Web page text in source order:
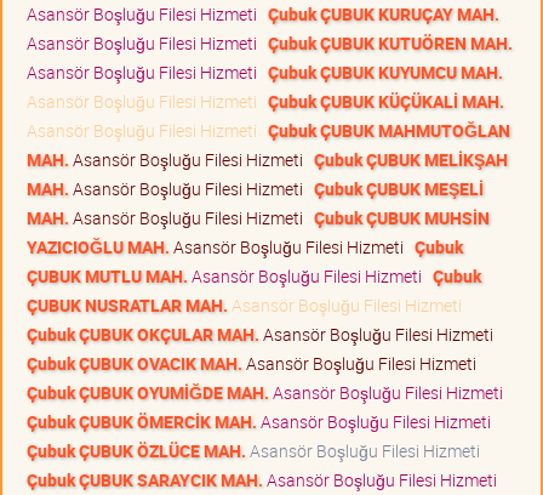
Asansör Boşluğu Filesi Hizmeti Çubuk ÇUBUK KURUÇAY MAH.
Asansör Boşluğu Filesi Hizmeti Çubuk ÇUBUK KUTUÖREN MAH.
Asansör Boşluğu Filesi Hizmeti Çubuk ÇUBUK KUYUMCU MAH.
Asansör Boşluğu Filesi Hizmeti Çubuk ÇUBUK KÜÇÜKALİ MAH.
Asansör Boşluğu Filesi Hizmeti Çubuk ÇUBUK MAHMUTOĞLAN
MAH. Asansör Boşluğu Filesi Hizmeti Çubuk ÇUBUK MELİKŞAH
MAH. Asansör Boşluğu Filesi Hizmeti Çubuk ÇUBUK MEŞELİ
MAH. Asansör Boşluğu Filesi Hizmeti Çubuk ÇUBUK MUHSİN
YAZICIOĞLU MAH. Asansör Boşluğu Filesi Hizmeti Çubuk
ÇUBUK MUTLU MAH. Asansör Boşluğu Filesi Hizmeti Çubuk
ÇUBUK NUSRATLAR MAH. Asansör Boşluğu Filesi Hizmeti
Çubuk ÇUBUK OKÇULAR MAH. Asansör Boşluğu Filesi Hizmeti
Çubuk ÇUBUK OVACIK MAH. Asansör Boşluğu Filesi Hizmeti
Çubuk ÇUBUK OYUMİĞDE MAH. Asansör Boşluğu Filesi Hizmeti
Çubuk ÇUBUK ÖMERCİK MAH. Asansör Boşluğu Filesi Hizmeti
Çubuk ÇUBUK ÖZLÜCE MAH. Asansör Boşluğu Filesi Hizmeti
Çubuk ÇUBUK SARAYCIK MAH. Asansör Boşluğu Filesi Hizmeti